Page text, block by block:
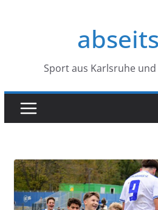
Sport aus Karlsruhe